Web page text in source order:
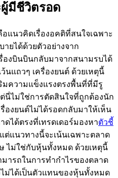
มีชีวิตรอด
นวคิดเรื่องอคติที่สนใจเฉพาะ
ยได้ด้วยตัวอย่างจาก
องบินบินกลับมาจากสนามรบได้
นแถวๆ เครื่องยนต์ ด้วยเหตุนี้
มความแข็งแรงตรงพื้นที่ที่มีรู
นี่ไม่ใช่การตัดสินใจที่ถูกต้องนัก
องยนต์ไม่ได้รอดกลับมาให้เห็น
ได้ตรงที่เทรดเดอร์มองหาตัวชี้
ต่แนวทางนี้จะเน้นเฉพาะตลาด
ไม่ใช่กับหุ้นทั้งหมด ด้วยเหตุนี้
มารถในการทำกำไรของตลาด
ไม่ได้เป็นตัวแทนของหุ้นทั้งหมด